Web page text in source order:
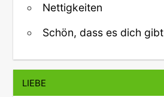
Nettigkeiten
Schön, dass es dich gibt
LIEBE